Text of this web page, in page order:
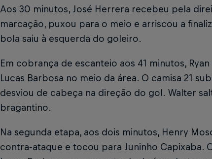
Aos 30 minutos, José Herrera recebeu pela
marcação, puxou para o meio e arriscou a
bola saiu à esquerda do goleiro.
Em cobrança de escanteio aos 41 minutos,
Lucas Barbosa no meio da área. O camisa 21
desviou de cabeça na direção do gol. Walter
bragantino.
Na segunda etapa, aos dois minutos, Henry
contra-ataque e tocou para Juninho Capixaba.